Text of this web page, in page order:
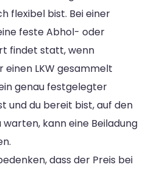
flexibel bist. Bei einer
feste Abhol- oder
findet statt, wenn
einen LKW gesammelt
genau festgelegter
und du bereit bist, auf den
kann eine Beiladung
dass der Preis bei